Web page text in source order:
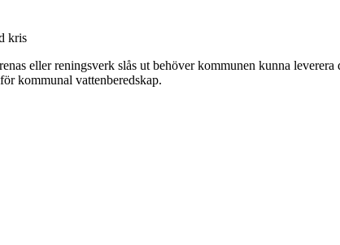
kris
eller reningsverk slås ut behöver kommunen kunna
kommunal vattenberedskap.